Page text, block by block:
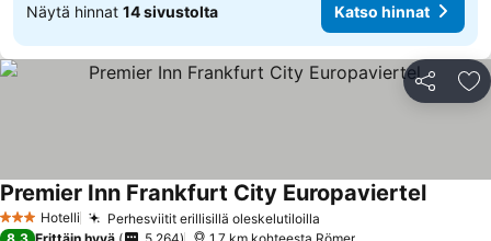
Näytä hinnat 14 sivustolta Katso hinnat
Jaa
3 Tähtiluokitus
Hotelli Perhesviitit erillisillä oleskelutiloilla
Premier Inn Frankfurt City EuropaviertelKatso